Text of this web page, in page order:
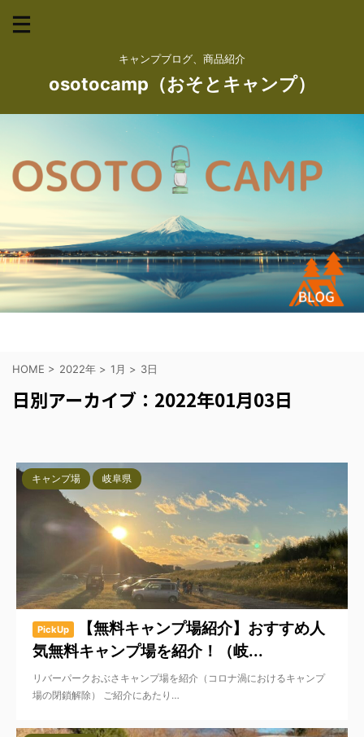
キャンプブログ、商品紹介
osotocamp（おそとキャンプ）
HOME > 2022年 > 1月 > 3日
日別アーカイブ：2022年01月03日
キャンプ場 岐阜県
PickUp
【無料キャンプ場紹介】おすすめ人
気無料キャンプ場を紹介！（岐...
リバーパークおぶさキャンプ場を紹介（コロナ渦におけるキャンプ
場の閉鎖解除） ご紹介にあたり…